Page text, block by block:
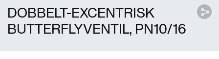
NYHEDER
DOWNLOADS
OM OS
FORESPØRG
MIT AVK
AVK HOLDING (GROUP)
DOBBELT-EXCENTRISK
BUTTERFLYVENTIL, PN10/16